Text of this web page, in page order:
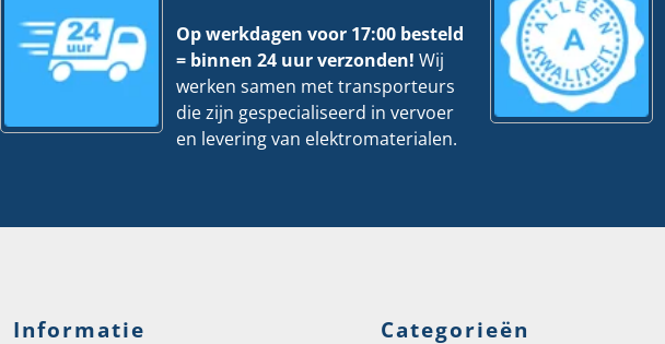
Op werkdagen voor 17:00 besteld
= binnen 24 uur verzonden! Wij
werken samen met transporteurs
die zijn gespecialiseerd in vervoer
en levering van elektromaterialen.
Informatie Categorieën